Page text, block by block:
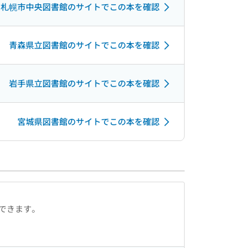
札幌市中央図書館のサイトでこの本を確認
青森県立図書館のサイトでこの本を確認
岩手県立図書館のサイトでこの本を確認
宮城県図書館のサイトでこの本を確認
ます。